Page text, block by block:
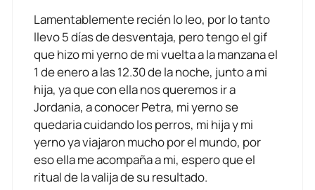
Lamentablemente recién lo leo, por lo tanto
llevo 5 días de desventaja, pero tengo el gif
que hizo mi yerno de mi vuelta a la manzana el
1 de enero a las 12.30 de la noche, junto a mi
hija, ya que con ella nos queremos ir a
Jordania, a conocer Petra, mi yerno se
quedaria cuidando los perros, mi hija y mi
yerno ya viajaron mucho por el mundo, por
eso ella me acompaña a mi, espero que el
ritual de la valija de su resultado.